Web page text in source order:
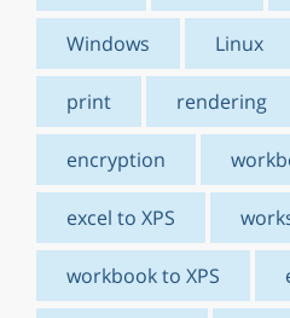
Windows Linux
print rendering
encryption
excel to XPS
workbook to XPS